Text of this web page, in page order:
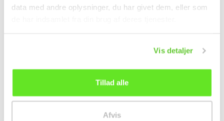
data med andre oplysninger, du har givet dem, eller som
Vis detaljer
Tillad alle
Afvis
Nudelcup m. Seafood